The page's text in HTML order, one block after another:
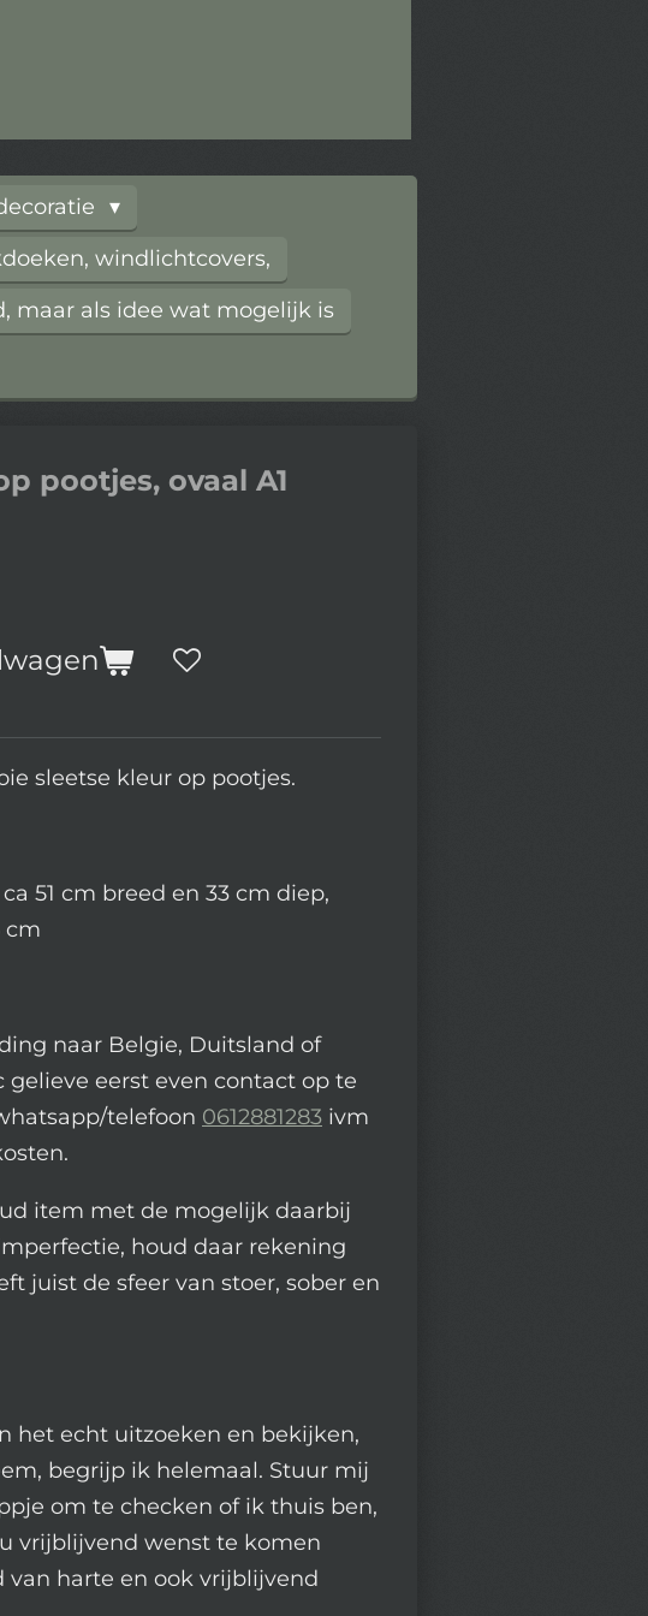
windlichtcovers,
maar als idee wat mogelijk is
pootjes, ovaal A1
sleetse kleur op pootjes.
51 cm breed en 33 cm diep,
cm
naar Belgie, Duitsland of
gelieve eerst even contact op te
telefoon 0612881283 ivm
item met de mogelijk daarbij
houd daar rekening
juist de sfeer van stoer, sober en
het echt uitzoeken en bekijken,
begrijp ik helemaal. Stuur mij
om te checken of ik thuis ben,
vrijblijvend wenst te komen
van harte en ook vrijblijvend